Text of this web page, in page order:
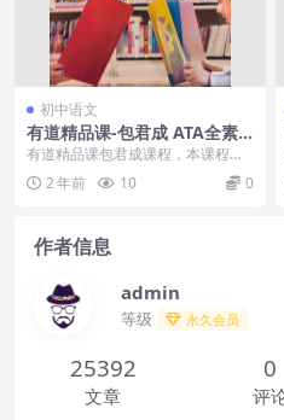
初中语文
有道精品课-包君成 ATA全素
养：中国故事系列课
有道精品课包君成课程，本课程共
9.8G，VIP会员可通过百度网盘转存
下载或者在线...
2 年前 10 0
作者信息
admin
等级 永久会员
25392
文章
0
评